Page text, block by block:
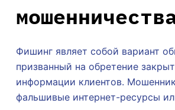
Фишинг являет собой вариант
призванный на обретение
информации клиентов.
фальшивые интернет-ресурсы